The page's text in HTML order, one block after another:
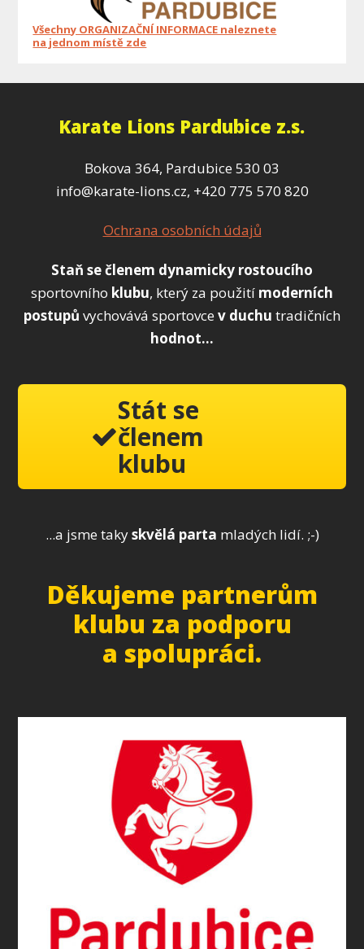
Všechny ORGANIZAČNÍ INFORMACE naleznete
na jednom místě zde
Karate Lions Pardubice z.s.
Bokova 364, Pardubice 530 03
info@karate-lions.cz, +420 775 570 820
Ochrana osobních údajů
Staň se členem dynamicky rostoucího
sportovního klubu, který za použití moderních
postupů vychovává sportovce v duchu tradičních
hodnot...
Stát se
členem
klubu
...a jsme takyskvělá parta mladých lidí. ;-)
Děkujeme partnerům
klubu za podporu
a spolupráci.